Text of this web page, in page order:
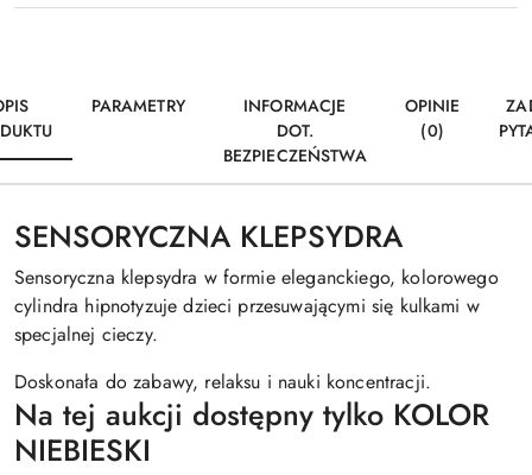
PARAMETRY
INFORMACJE
DOT.
BEZPIECZEŃSTWA
OPINIE
(0)
SENSORYCZNA KLEPSYDRA
Sensoryczna klepsydra w formie eleganckiego, kolorowego
cylindra hipnotyzuje dzieci przesuwającymi się kulkami w
specjalnej cieczy.
Doskonała do zabawy, relaksu i nauki koncentracji.
Na tej aukcji dostępny tylko KOLOR
NIEBIESKI